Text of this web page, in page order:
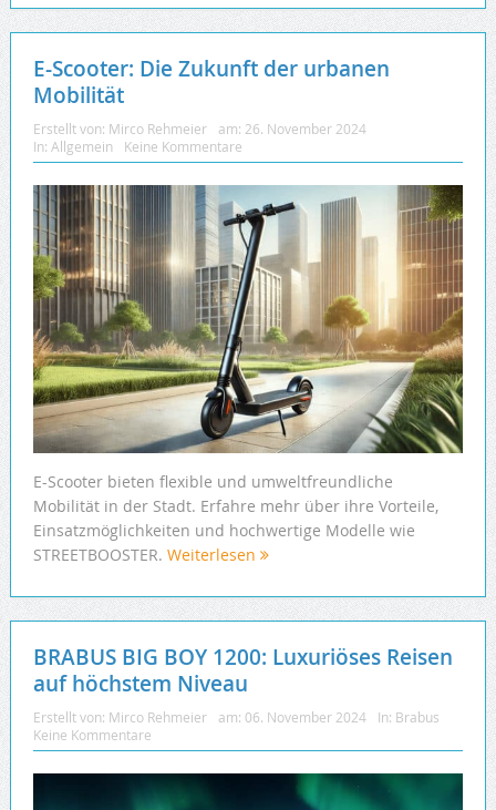
E-Scooter: Die Zukunft der urbanen
Mobilität
Erstellt von: Mirco Rehmeier am: 26. November 2024
In: Allgemein Keine Kommentare
E-Scooter bieten flexible und umweltfreundliche
Mobilität in der Stadt. Erfahre mehr über ihre Vorteile,
Einsatzmöglichkeiten und hochwertige Modelle wie
STREETBOOSTER. Weiterlesen
BRABUS BIG BOY 1200: Luxuriöses Reisen
auf höchstem Niveau
Erstellt von: Mirco Rehmeier am: 06. November 2024 In: Brabus
Keine Kommentare